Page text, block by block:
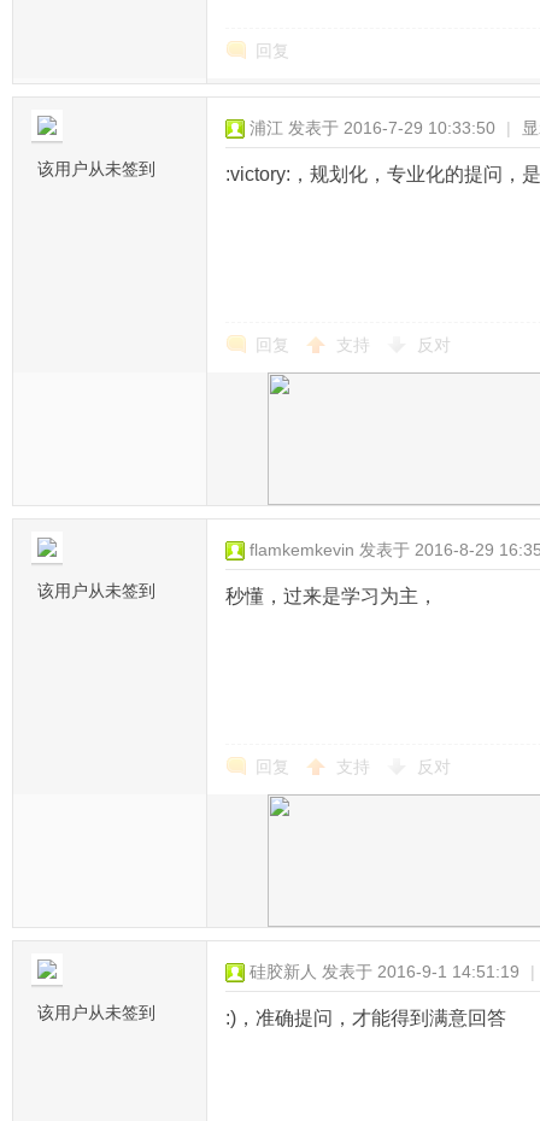
回复
该用户从未签到
浦江 发表于 2016-7-29 10:33:50 |
:victory:，规划化，专业化的提问，
回复 支持 反对
该用户从未签到
flamkemkevin 发表于 2016-8-29
秒懂，过来是学习为主，
回复 支持 反对
该用户从未签到
硅胶新人 发表于 2016-9-1 14:51:19 |
:)，准确提问，才能得到满意回答